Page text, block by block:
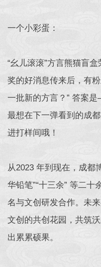
一个小彩蛋：
“幺儿滚滚”方言熊猫盲
奖的好消息传来后，有
一批新的方言？” 答案
最想在下一弹看到的成
进打样间哦！
从2023 年到现在，成都
华铅笔”“十三余” 等二
名与文创研发合作。未
文创的共创花园，共筑
出累累硕果。